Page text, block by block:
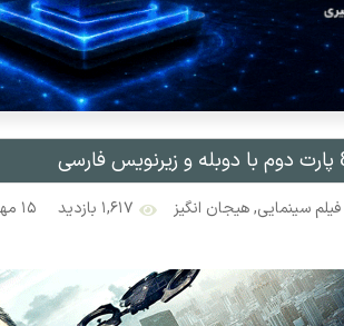
فیلم سینمایی,هیجان انگیز ۱,۶۱۷ بازدید ۱۵ مهر ۱۴۰۳